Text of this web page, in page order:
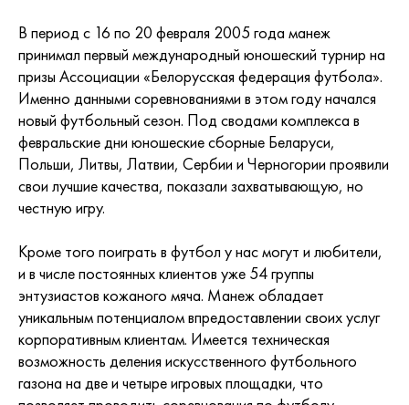
В период с 16 по 20 февраля 2005 года манеж
принимал первый международный юношеский турнир на
призы Ассоциации «Белорусская федерация футбола».
Именно данными соревнованиями в этом году начался
новый футбольный сезон. Под сводами комплекса в
февральские дни юношеские сборные Беларуси,
Польши, Литвы, Латвии, Сербии и Черногории проявили
свои лучшие качества, показали захватывающую, но
честную игру.
Кроме того поиграть в футбол у нас могут и любители,
и в числе постоянных клиентов уже 54 группы
энтузиастов кожаного мяча. Манеж обладает
уникальным потенциалом впредоставлении своих услуг
корпоративным клиентам. Имеется техническая
возможность деления искусственного футбольного
газона на две и четыре игровых площадки, что